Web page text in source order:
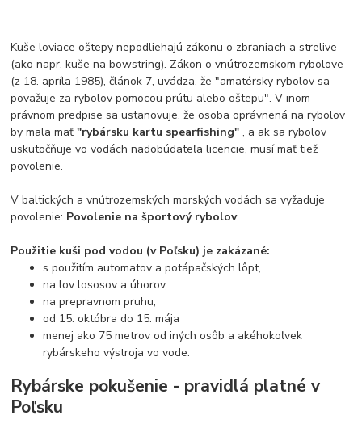
Kuše loviace oštepy nepodliehajú zákonu o zbraniach a strelive
(ako napr. kuše na bowstring). Zákon o vnútrozemskom rybolove
(z 18. apríla 1985), článok 7, uvádza, že "amatérsky rybolov sa
považuje za rybolov pomocou prútu alebo oštepu". V inom
právnom predpise sa ustanovuje, že osoba oprávnená na rybolov
by mala mať"rybársku kartu spearfishing", a ak sa rybolov
uskutočňuje vo vodách nadobúdateľa licencie, musí mať tiež
povolenie.
V baltických a vnútrozemských morských vodách sa vyžaduje
povolenie: Povolenie na športový rybolov.
Použitie kuši pod vodou (v Poľsku) je zakázané:
s použitím automatov a potápačských lôpt,
na lov lososov a úhorov,
na prepravnom pruhu,
od 15. októbra do 15. mája
menej ako 75 metrov od iných osôb a akéhokoľvek
rybárskeho výstroja vo vode.
Rybárske pokušenie - pravidlá platné v
Poľsku